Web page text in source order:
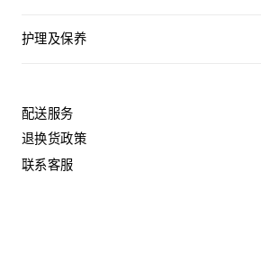
护理及保养
为长期保持皮带美观，请您遵循以下建议：
- 避免接触水、油、香水和化妆品。如果
水，应立即以柔软的浅色吸水布轻拭干净。
配送服务
退换货政策
联系客服